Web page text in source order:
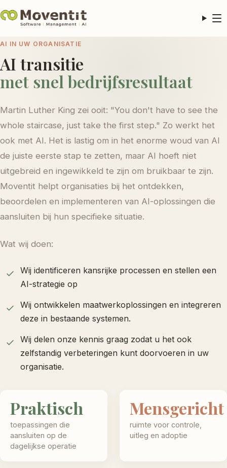
AI IN UW ORGANISATIE
AI transitie
met snel bedrijfsresultaat
Martin Luther King zei ooit: "You don't have to see the
whole staircase, just take the first step." Zo werkt het
ook met AI. Het is lastig om in het enorme woud van AI
de juiste eerste stap te zetten, maar AI hoeft niet
uitgebreid en ingewikkeld te zijn om bruikbaar te zijn.
Moventit helpt organisaties bij het ontdekken,
beoordelen en implementeren van AI-oplossingen die
aansluiten bij hun specifieke situatie.
Wat wij doen:
Wij identificeren kansrijke processen en stellen een
AI-strategie op
Wij ontwikkelen maatwerkoplossingen en integreren
deze in bestaande systemen.
Wij delen onze kennis graag zodat u het ook
zelfstandig verbeteringen kunt doorvoeren in uw
organisatie.
Praktisch
toepassingen die
aansluiten op de
dagelijkse operatie
Mensgericht
ruimte voor controle,
uitleg en adoptie